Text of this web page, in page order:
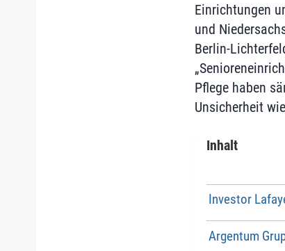
Einrichtungen
und
Berlin-
Pflege haben
Unsicherheit
Inhalt
Investor
Argentum